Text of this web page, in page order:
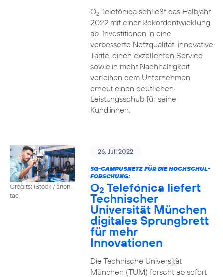
O2Telefónica schließt das Halbjahr
2022 mit einer Rekordentwicklung
ab. Investitionen in eine
verbesserte Netzqualität, innovative
Tarife, einen exzellenten Service
sowie in mehr Nachhaltigkeit
verleihen dem Unternehmen
erneut einen deutlichen
Leistungsschub für seine
Kund:innen.
Credits: iStock / anon-
tae
26. Juli 2022
5G-CAMPUSNETZ FÜR DIE HOCHSCHUL-
FORSCHUNG:
O2 Telefónica liefert
Technischer
Universität München
digitales Sprungbrett
für mehr
Innovationen
Die Technische Universität
München (TUM) forscht ab sofort